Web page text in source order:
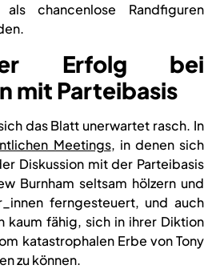
chancenlose Randfiguren
Erfolg bei
mit Parteibasis
das Blatt unerwartet rasch. In
Meetings, in denen sich
Diskussion mit der Parteibasis
Burnham seltsam hölzern und
ferngesteuert, und auch
kaum fähig, sich in ihrer Diktion
katastrophalen Erbe von Tony
zu können.